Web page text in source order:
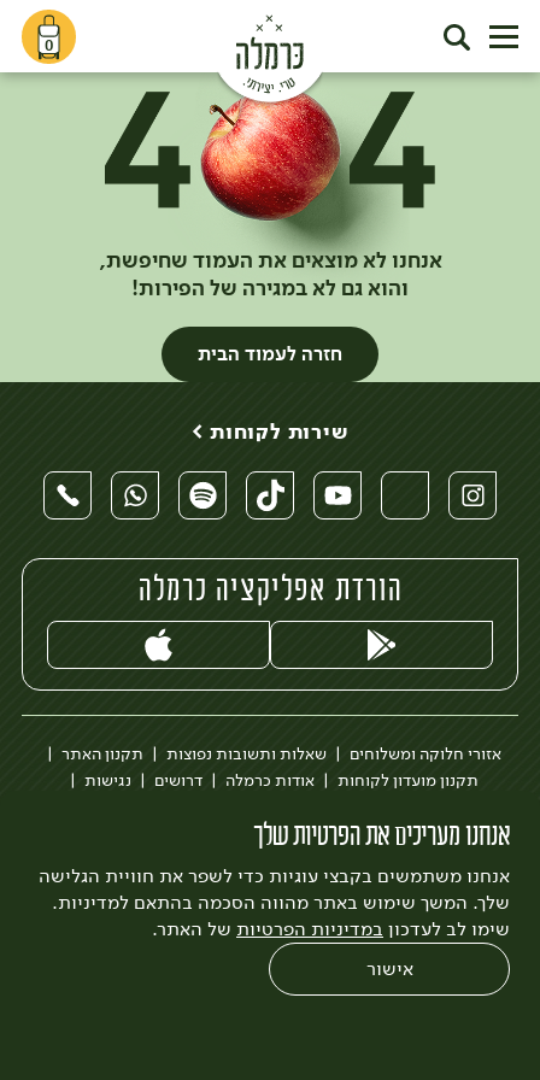
0
אנחנו לא מוצאים את העמוד שחיפשת,
והוא גם לא במגירה של הפירות!
חזרה לעמוד הבית
אנחנו מעריכים את הפרטיות שלך
אנחנו משתמשים בקבצי עוגיות כדי לשפר את חוויית הגלישה
שלך. המשך שימוש באתר מהווה הסכמה בהתאם למדיניות.
שימו לב לעדכון במדיניות הפרטיות של האתר.
אישור
שירות לקוחות >
הורדת אפליקציה כרמלה
אזורי חלוקה ומשלוחים שאלות ותשובות נפוצות
תקנון האתר
תקנון מועדון לקוחות
אודות כרמלה דרושים
נגישות
לצפייה בעדכון מדיניות פרטיות
עיצוב:3bears פיתוח:Quatro